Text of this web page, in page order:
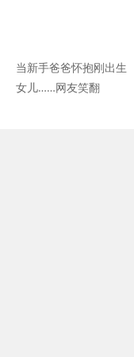
当新手爸爸怀抱刚出生
女儿……网友笑翻